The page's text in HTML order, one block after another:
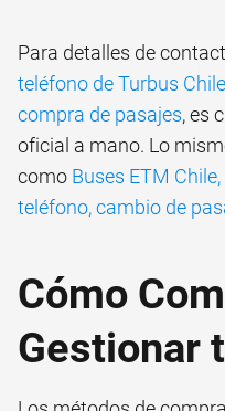
Para detalles de
teléfono de Turbus
compra de pasajes, es
oficial a mano. Lo
como Buses ETM
teléfono, cambio de
Cómo
Gestionar